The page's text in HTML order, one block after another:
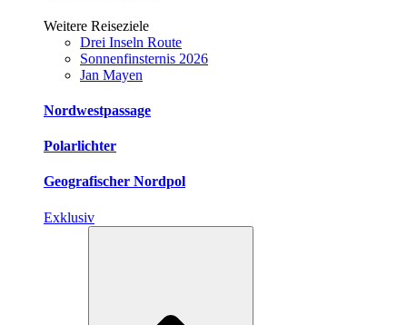
Weitere Reiseziele
Drei Inseln Route
Sonnenfinsternis 2026
Jan Mayen
Nordwestpassage
Polarlichter
Geografischer Nordpol
Exklusiv